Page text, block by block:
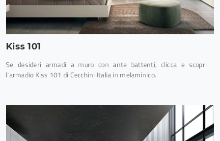
Kiss 101
Se desideri armadi a muro con ante battenti, clicca e scopri
l'armadio Kiss 101 di Cecchini Italia in melaminico.